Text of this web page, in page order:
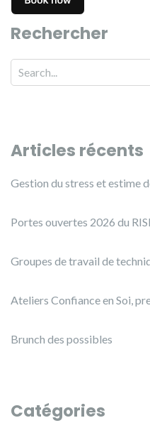
Rechercher
Search for:
Articles récents
Gestion du stress et estime
Portes ouvertes 2026 du
Groupes de travail de
Ateliers Confiance en Soi,
Brunch des possibles
Catégories